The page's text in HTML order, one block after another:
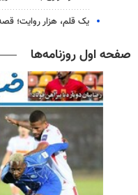
یک قلم، هزار روایت؛
صفحه اول روزنامه‌ها